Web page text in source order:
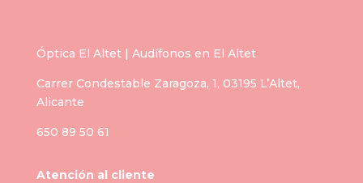
Óptica El Altet | Audífonos en El Altet
Carrer Condestable Zaragoza, 1, 03195 L’Altet,
Alicante
650 89 50 61
Atención al cliente